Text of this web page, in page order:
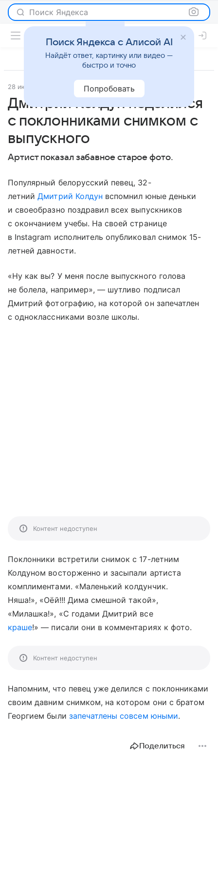
Поиск Яндекса
28 июня 2017
Дмитрий Колдун поделился
с поклонниками снимком с
выпускного
Артист показал забавное старое фото.
Популярный белорусский певец, 32-
летнийДмитрий Колдун вспомнил юные деньки
и своеобразно поздравил всех выпускников
с окончанием учебы. На своей странице
в Instagram исполнитель опубликовал снимок 15-
летней давности.
«Ну как вы? У меня после выпускного голова
не болела, например», — шутливо подписал
Дмитрий фотографию, на которой он запечатлен
с одноклассниками возле школы.
Контент недоступен
Поклонники встретили снимок с 17-летним
Колдуном восторженно и засыпали артиста
комплиментами. «Маленький колдунчик.
Няша!», «Оёй!!! Дима смешной такой»,
«Милашка!», «С годами Дмитрий все
краше!» — писали они в комментариях к фото.
Контент недоступен
Напомним, что певец уже делился с поклонниками
своим давним снимком, на котором они с братом
Георгием были запечатлены совсем юными.
Поделиться
Поиск Яндекса с Алисой AI
Найдёт ответ, картинку или видео —
быстро и точно
Попробовать